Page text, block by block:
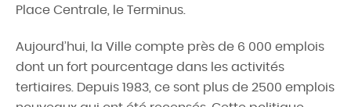
Place Centrale, le Terminus.
Aujourd’hui, la Ville compte près de 6 000 emplois
dont un fort pourcentage dans les activités
tertiaires. Depuis 1983, ce sont plus de 2500 emplois